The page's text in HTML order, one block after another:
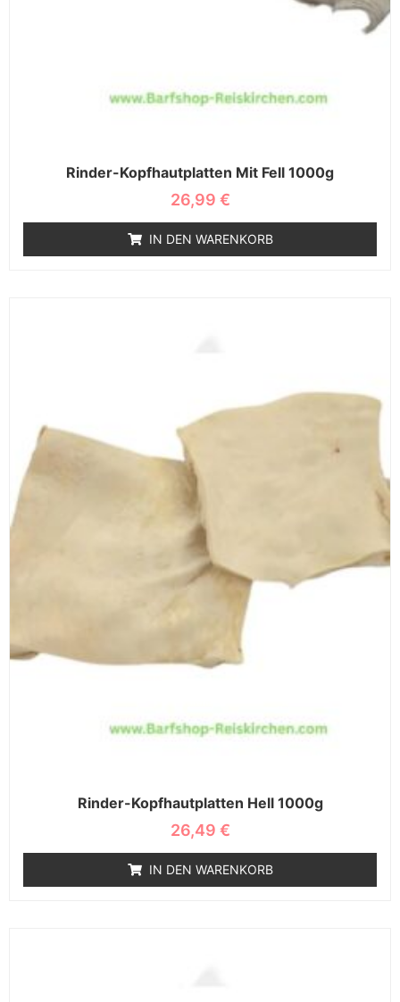
Rinder-Kopfhautplatten Mit Fell 1000g
26,99 €
IN DEN WARENKORB
Rinder-Kopfhautplatten Hell 1000g
26,49 €
IN DEN WARENKORB